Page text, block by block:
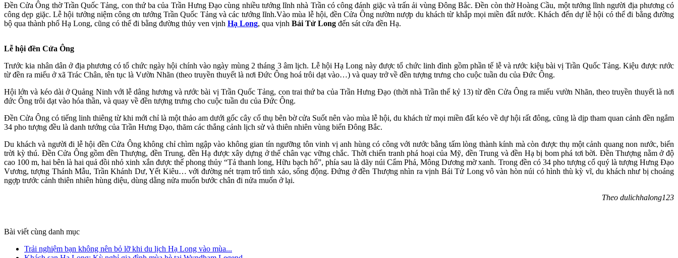
Đền Cửa Ông thờ Trần Quốc Tảng, con thứ ba của Trần Hưng Đạo cùng nhiều tướng lĩnh nhà Trần có công đánh giặc và trấn ải vùng Đông Bắc. Đền còn thờ Hoàng Cầu, một tướng lĩnh người địa phương có
công dẹp giặc. Lễ hội tưởng niệm công ơn tướng Trần Quốc Tảng và các tướng lĩnh.Vào mùa lễ hội, đền Cửa Ông nườm nượp du khách từ khắp mọi miền đất nước. Khách đến dự lễ hội có thể đi bằng đường
bộ qua thành phố Hạ Long, cũng có thể đi bằng đường thủy ven vịnh Hạ Long, qua vịnh Bái Tử Long đến sát cửa đền Hạ.
Lễ hội đền Cửa Ông
Trước kia nhân dân ở địa phương có tổ chức ngày hội chính vào ngày mùng 2 tháng 3 âm lịch. Lễ hội Hạ Long này được tổ chức linh đình gồm phần tế lễ và rước kiệu bài vị Trần Quốc Tảng. Kiệu được rước
từ đền ra miếu ở xã Trác Chân, tên tục là Vườn Nhãn (theo truyền thuyết là nơi Đức Ông hoá trôi dạt vào…) và quay trở về đền tượng trưng cho cuộc tuần du của Đức Ông.
Hội lớn và kéo dài ở Quảng Ninh với lễ dâng hương và rước bài vị Trần Quốc Tảng, con trai thứ ba của Trần Hưng Đạo (thời nhà Trần thế kỷ 13) từ đền Cửa Ông ra miếu vườn Nhãn, theo truyền thuyết là nơi
đức Ông trôi dạt vào hóa thần, và quay về đền tượng trưng cho cuộc tuần du của Đức Ông.
Đền Cửa Ông có tiếng linh thiêng từ khi mới chỉ là một thảo am dưới gốc cây cổ thụ bên bờ cửa Suốt nên vào mùa lễ hội, du khách từ mọi miền đất kéo về dự hội rất đông, cũng là dịp tham quan cảnh đền ngắm
34 pho tượng đều là danh tướng của Trần Hưng Đạo, thăm các thắng cảnh lịch sử và thiên nhiên vùng biển Đông Bắc.
Du khách và người đi lễ hội đền Cửa Ông không chỉ chìm ngập vào không gian tín ngưỡng tôn vinh vị anh hùng có công với nước bằng tấm lòng thành kính mà còn được thụ một cảnh quang non nước, biển
trời kỳ thú. Đền Cửa Ông gồm đền Thượng, đền Trung, đền Hạ được xây dựng ở thế chân vạc vững chắc. Thời chiến tranh phá hoại của Mỹ, đền Trung và đền Hạ bị bom phá tơi bời. Đền Thượng nằm ở độ
cao 100 m, hai bên là hai quả đồi nhỏ xinh xắn được thế phong thủy “Tả thanh long, Hữu bạch hổ”, phía sau là dãy núi Cẩm Phả, Mông Dương mờ xanh. Trong đền có 34 pho tượng cổ quý là tượng Hưng Đạo
Vương, tượng Thánh Mẫu, Trần Khánh Dư, Yết Kiêu… với đường nét trạm trổ tinh xảo, sống động. Đứng ở đền Thượng nhìn ra vịnh Bái Tử Long vô vàn hòn núi có hình thù kỳ vĩ, du khách như bị choáng
ngợp trước cảnh thiên nhiên hùng diệu, dùng dằng nửa muốn bước chân đi nửa muốn ở lại.
Theo dulichhalong123
Bài viết cùng danh mục
Trải nghiệm bạn không nên bỏ lỡ khi du lịch Hạ Long vào mùa...